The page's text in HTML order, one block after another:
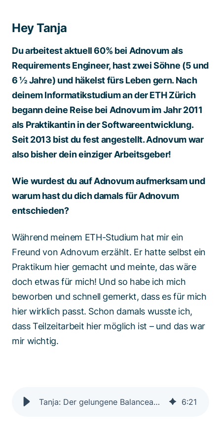
Hey Tanja
Du arbeitest aktuell 60% bei Adnovum als
Requirements Engineer, hast zwei Söhne (5 und
6 ½ Jahre) und häkelst fürs Leben gern. Nach
deinem Informatikstudium an der ETH Zürich
begann deine Reise bei Adnovum im Jahr 2011
als Praktikantin in der Softwareentwicklung.
Seit 2013 bist du fest angestellt. Adnovum war
also bisher dein einziger Arbeitsgeber!
Wie wurdest du auf Adnovum aufmerksam und
warum hast du dich damals für Adnovum
entschieden?
Während meinem ETH-Studium hat mir ein
Freund von Adnovum erzählt. Er hatte selbst ein
Praktikum hier gemacht und meinte, das wäre
doch etwas für mich! Und so habe ich mich
beworben und schnell gemerkt, dass es für mich
hier wirklich passt. Schon damals wusste ich,
dass Teilzeitarbeit hier möglich ist – und das war
mir wichtig.
Tanja: Der gelungene Balanceakt zwischen Beruf und Familie 6:21